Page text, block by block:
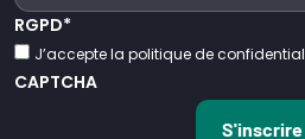
RGPD*
J’accepte la politique de
CAPTCHA